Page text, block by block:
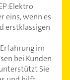
eins, wenn es
erstklassigen
im
bei Kunden
Sie